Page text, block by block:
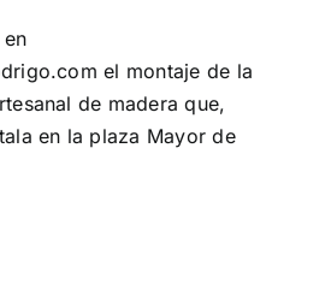
el montaje de la
de madera que,
en la plaza Mayor de